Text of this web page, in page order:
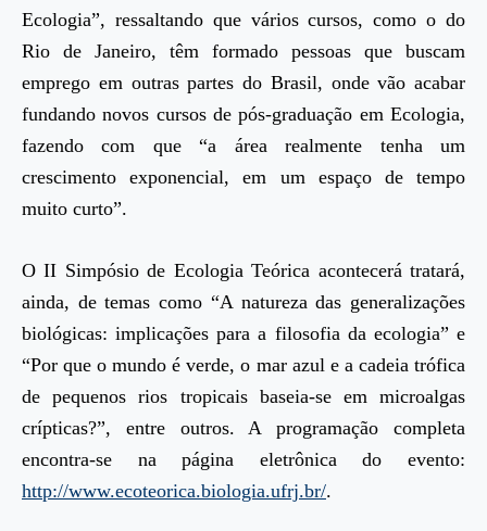
Ecologia”, ressaltando que vários cursos, como o do
Rio de Janeiro, têm formado pessoas que buscam
emprego em outras partes do Brasil, onde vão acabar
fundando novos cursos de pós-graduação em Ecologia,
fazendo com que “a área realmente tenha um
crescimento exponencial, em um espaço de tempo
muito curto”.
O II Simpósio de Ecologia Teórica acontecerá tratará,
ainda, de temas como “A natureza das generalizações
biológicas: implicações para a filosofia da ecologia” e
“Por que o mundo é verde, o mar azul e a cadeia trófica
de pequenos rios tropicais baseia-se em microalgas
crípticas?”, entre outros. A programação completa
encontra-se na página eletrônica do evento:
http://www.ecoteorica.biologia.ufrj.br/.